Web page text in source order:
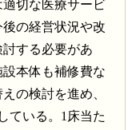
切な医療サービ
の経営状況や改
する必要があ
本体も補修費な
の検討を進め、
ている。1床当た